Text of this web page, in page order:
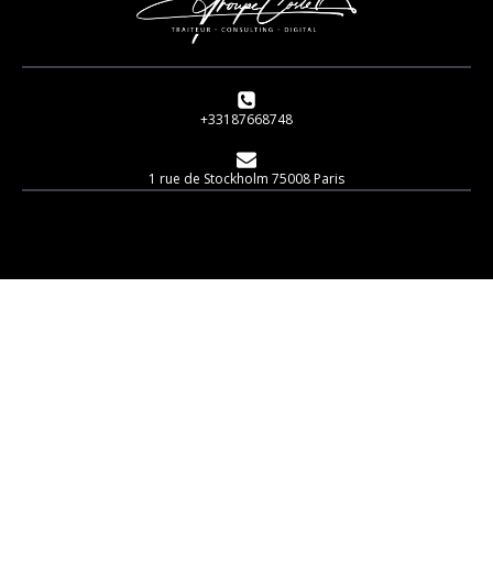
+33187668748
1 rue de Stockholm 75008 Paris